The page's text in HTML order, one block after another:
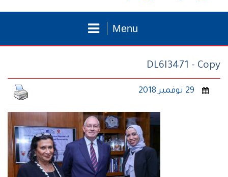
Menu
DL6I3471 - Copy
29 نوفمبر 2018